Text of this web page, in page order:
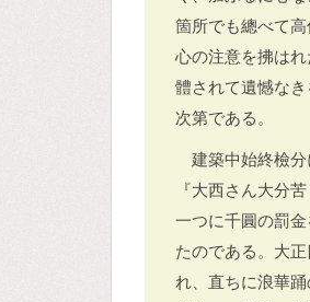
箇所でも總べて
心の注意を拂は
體されて遺憾な
次第である。
建築中始終檢
『大西さん大分
一つに千圓の罰
たのである。大
れ、直ちに浪華